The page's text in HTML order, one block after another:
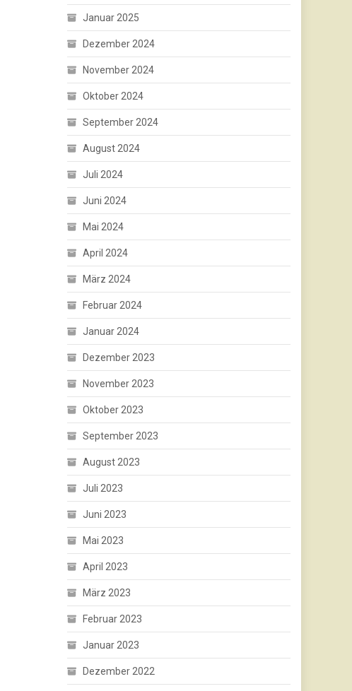
Januar 2025
Dezember 2024
November 2024
Oktober 2024
September 2024
August 2024
Juli 2024
Juni 2024
Mai 2024
April 2024
März 2024
Februar 2024
Januar 2024
Dezember 2023
November 2023
Oktober 2023
September 2023
August 2023
Juli 2023
Juni 2023
Mai 2023
April 2023
März 2023
Februar 2023
Januar 2023
Dezember 2022